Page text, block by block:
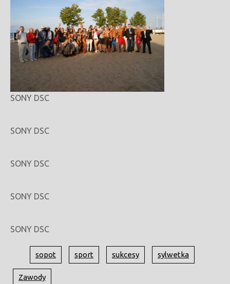
SONY DSC
SONY DSC
SONY DSC
SONY DSC
SONY DSC
sopot sport sukcesy sylwetka
Zawody